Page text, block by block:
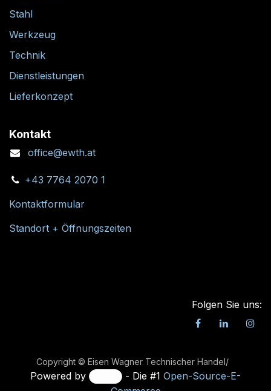
Stahl
Werkzeug
Technik
Dienstleistungen
Lieferkonzept
Kontakt
office@ewth.at
+43 7764 2070 1
Kontaktformular
Standort + Öffnungszeiten
Folgen Sie uns:
Copyright © Eisen Wagner Technischer Handel/
Powered by - Die #1 Open-Source-E-